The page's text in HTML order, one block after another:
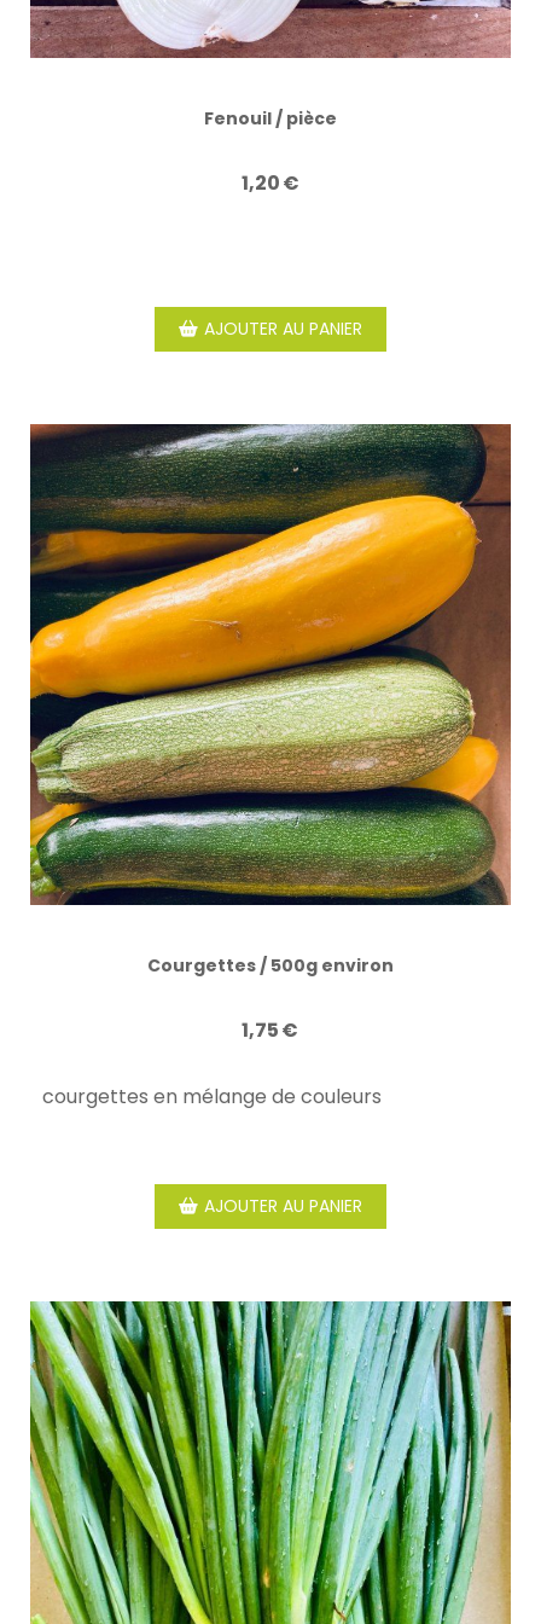
Fenouil / pièce
1,20€
AJOUTER AU PANIER
Courgettes / 500g environ
1,75€
courgettes en mélange de couleurs
AJOUTER AU PANIER